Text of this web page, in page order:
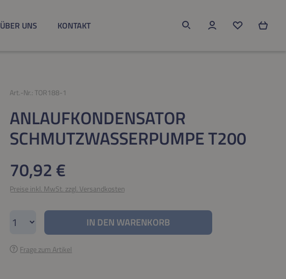
ÜBER UNS KONTAKT
Du hast 0
Art.-Nr.:TOR188-1
ANLAUFKONDENSATOR
SCHMUTZWASSERPUMPE T200
Regulärer Preis:
70,92 €
Preise inkl. MwSt. zzgl. Versandkosten
Produkt Anzahl: Gib den gewünschten Wert ein oder
IN DEN WARENKORB
Frage zum Artikel